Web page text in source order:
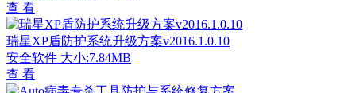
查 看
瑞星XP盾防护系统升级方案v2016.1.0.10
安全软件 大小:7.84MB
查 看